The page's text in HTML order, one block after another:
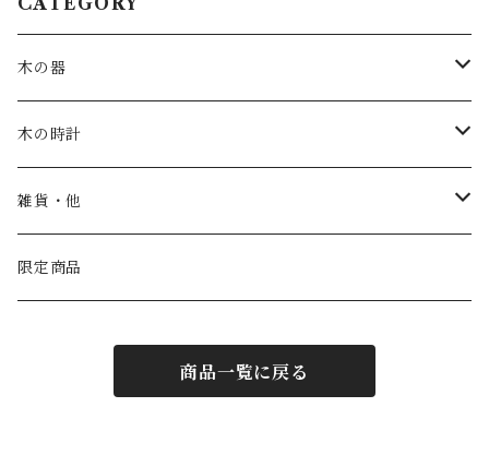
木の器
お皿・鉢
カップ
トレー
木の時計
一枚板時計
振り子時計
雑貨・他
こども家具
限定商品
商品一覧に戻る